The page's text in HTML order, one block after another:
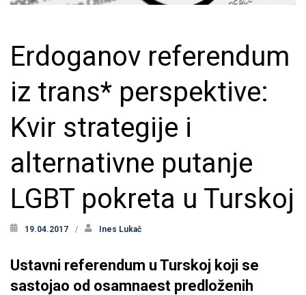
Erdoganov referendum
iz trans* perspektive:
Kvir strategije i
alternativne putanje
LGBT pokreta u Turskoj
19.04.2017 Ines Lukač
Ustavni referendum u Turskoj koji se
sastojao od osamnaest predloženih